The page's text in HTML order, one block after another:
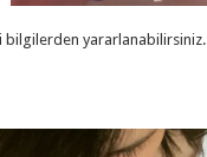
bilgilerden yararlanabilirsiniz.